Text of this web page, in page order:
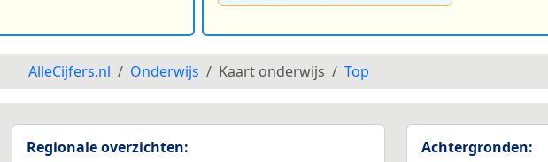
AlleCijfers.nl Onderwijs Kaart onderwijs Top
Regionale overzichten:
Achtergronden: